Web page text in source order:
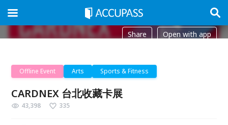
Share Open with app
Offline Event Arts Sports & Fitness
CARDNEX 台北收藏卡展
43,398 335